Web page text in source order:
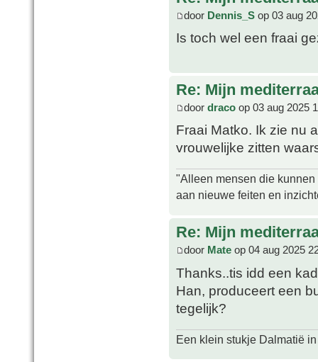
door Dennis_S op 03 aug
Is toch wel een fraai
Re: Mijn
door draco op 03 aug 2025
Fraai Matko. Ik zie nu
vrouwelijke zitten
"Alleen mensen die
aan nieuwe feiten en
Re: Mijn
door Mate op 04 aug 2025
Thanks..tis idd een
Han, produceert een
tegelijk?
Een klein stukje Dalmatië